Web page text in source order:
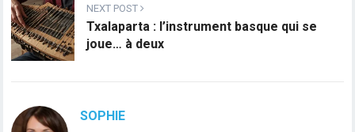
NEXT POST
Txalaparta : l’instrument basque qui se
joue… à deux
SOPHIE